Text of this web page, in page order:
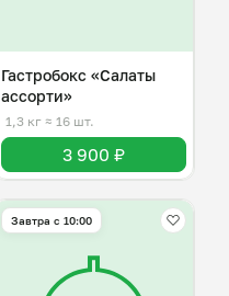
Гастробокс «Салаты
ассорти»
1,3 кг ≈ 16 шт.
3 900 ₽
Завтра c 10:00